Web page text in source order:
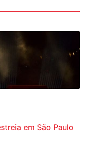
em São Paulo